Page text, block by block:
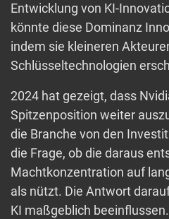
Entwicklung von KI-
könnte diese Dominanz
indem sie kleineren
Schlüsseltechnologien
2024 hat gezeigt, dass
Spitzenposition weiter
die Branche von den
die Frage, ob die daraus
Machtkonzentration auf
als nützt. Die Antwort
KI maßgeblich beeinflussen.